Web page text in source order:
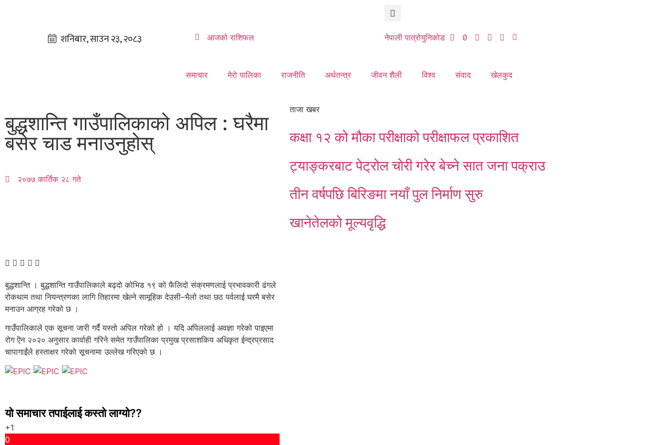
आजको राशिफल नेपाली पात्रोयुनिकोड
समाचार मेरो पालिका राजनीति अर्थतन्त्र जीवन शैली विश्व संवाद खेलकुद
बुद्धशान्ति गाउँपालिकाको अपिल : घरैमा
बसेर चाड मनाउनुहोस्
२०७७ कार्तिक २८ गते
बुद्धशान्ति । बुद्धशान्ति गाउँपालिकाले बढ्दो कोभिड १९ को फैलिदो संक्रमणलाई प्रभावकारी ढंगले
रोकथाम तथा नियन्त्रणका लागि तिहारमा खेल्ने सामूहिक देउसी–भैलो तथा छठ पर्वलाई घरमै बसेर
मनाउन आग्रह गरेको छ ।
गाउँपालिकाले एक सूचना जारी गर्दै यस्तो अपिल गरेको हो । यदि अपिललाई अवज्ञा गरेको पाइएमा
रोग ऎन २०२० अनुसार कार्वाही गरिने समेत गाउँपालिका प्रमुख प्रसाशकिय अधिकृत ईन्द्रप्रसाद
चापागाईंले हस्ताक्षर गरेको सूचनामा उल्लेख गरिएको छ ।
यो समाचार तपाईलाई कस्तो लाग्यो??
+1
0
ताजा खबर
कक्षा १२ को मौका परीक्षाको परीक्षाफल प्रकाशित
ट्याङ्करबाट पेट्रोल चोरी गरेर बेच्ने सात जना पक्राउ
तीन वर्षपछि बिरिङमा नयाँ पुल निर्माण सुरु
खानेतेलको मूल्यवृद्धि